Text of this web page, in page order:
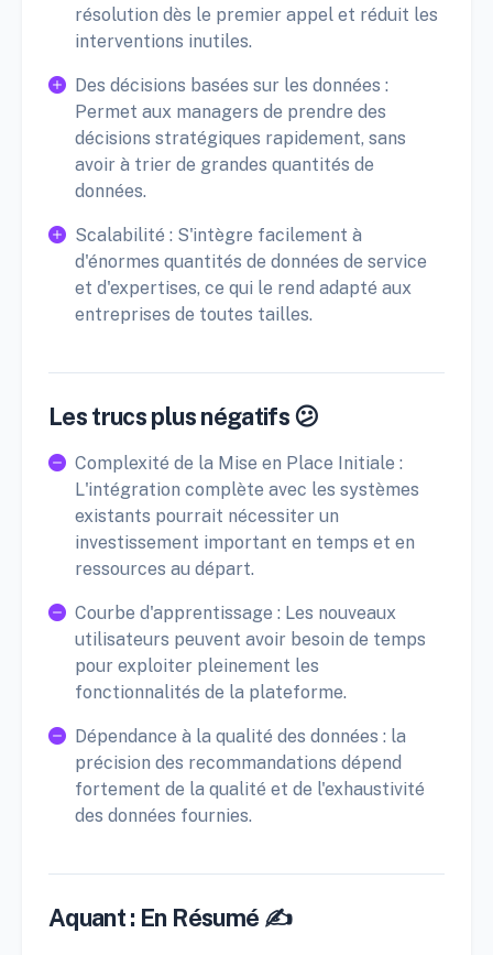
résolution dès le premier appel et réduit les
interventions inutiles.
Des décisions basées sur les données :
Permet aux managers de prendre des
décisions stratégiques rapidement, sans
avoir à trier de grandes quantités de
données.
Scalabilité : S'intègre facilement à
d'énormes quantités de données de service
et d'expertises, ce qui le rend adapté aux
entreprises de toutes tailles.
Les trucs plus négatifs 😕
Complexité de la Mise en Place Initiale :
L'intégration complète avec les systèmes
existants pourrait nécessiter un
investissement important en temps et en
ressources au départ.
Courbe d'apprentissage : Les nouveaux
utilisateurs peuvent avoir besoin de temps
pour exploiter pleinement les
fonctionnalités de la plateforme.
Dépendance à la qualité des données : la
précision des recommandations dépend
fortement de la qualité et de l'exhaustivité
des données fournies.
Aquant : En Résumé ✍️